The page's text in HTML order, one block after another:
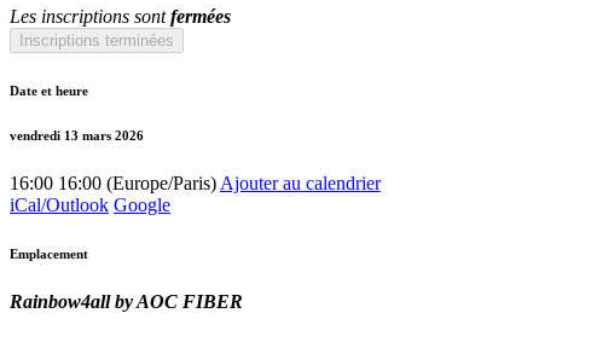
Les inscriptions sontfermées
Inscriptions terminées
Date et heure
vendredi 13 mars 2026
16:00 16:00 (Europe/Paris) Ajouter au calendrier
iCal/Outlook Google
Emplacement
Rainbow4all by AOC FIBER